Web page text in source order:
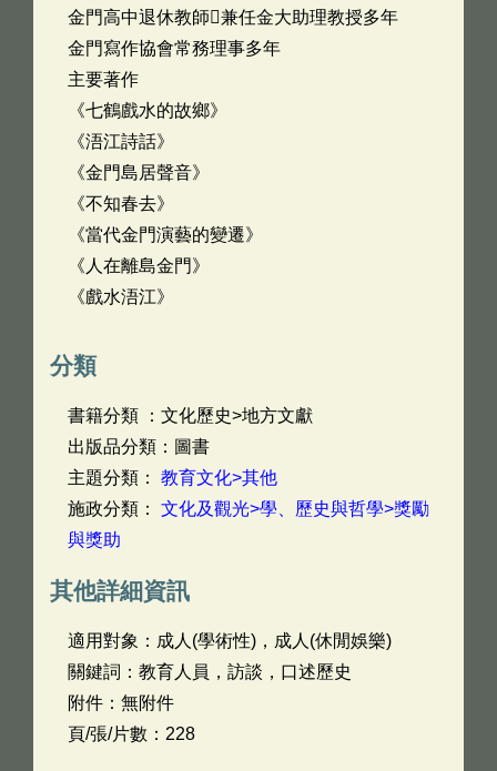
金門高中退休教師􀀀兼任金大助理教授多年
金門寫作協會常務理事多年
主要著作
《七鶴戲水的故鄉》
《浯江詩話》
《金門島居聲音》
《不知春去》
《當代金門演藝的變遷》
《人在離島金門》
《戲水浯江》
分類
書籍分類 ：文化歷史>地方文獻
出版品分類：圖書
主題分類： 教育文化>其他
施政分類： 文化及觀光>學、歷史與哲學>獎勵
與獎助
其他詳細資訊
適用對象：成人(學術性)，成人(休閒娛樂)
關鍵詞：教育人員，訪談，口述歷史
附件：無附件
頁/張/片數：228